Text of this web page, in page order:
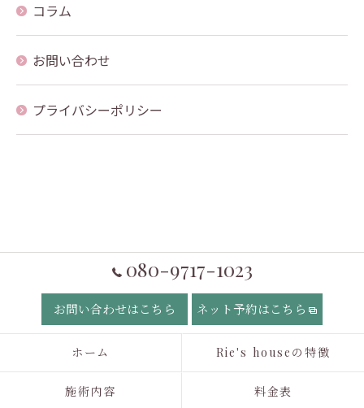
コラム
お問い合わせ
プライバシーポリシー
080-9717-1023
お問い合わせはこちら ネット予約はこちら
ホーム Rie's houseの特徴
施術内容 料金表